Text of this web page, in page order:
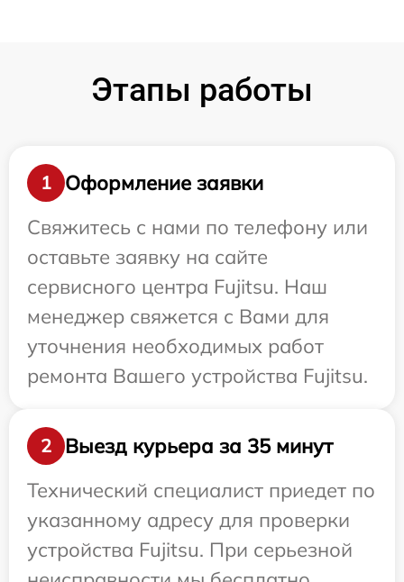
Этапы работы
1
Оформление заявки
Свяжитесь с нами по телефону или
оставьте заявку на сайте
сервисного центра Fujitsu. Наш
менеджер свяжется с Вами для
уточнения необходимых работ
ремонта Вашего устройства Fujitsu.
2
Выезд курьера за 35 минут
Технический специалист приедет по
указанному адресу для проверки
устройства Fujitsu. При серьезной